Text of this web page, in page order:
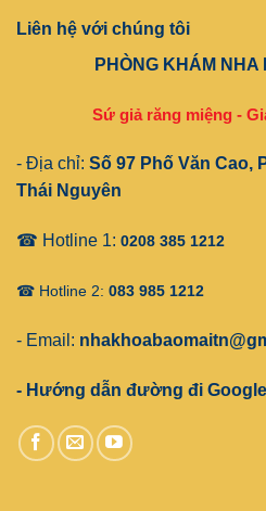
Liên hệ với chúng tôi
PHÒNG KHÁM NHA
Sứ giả răng miệng -
- Địa chỉ: Số 97 Phố Văn Cao,
Thái Nguyên
☎ Hotline 1: 0208 385 1212
☎ Hotline 2: 083 985 1212
- Email:
- Hướng dẫn đường đi